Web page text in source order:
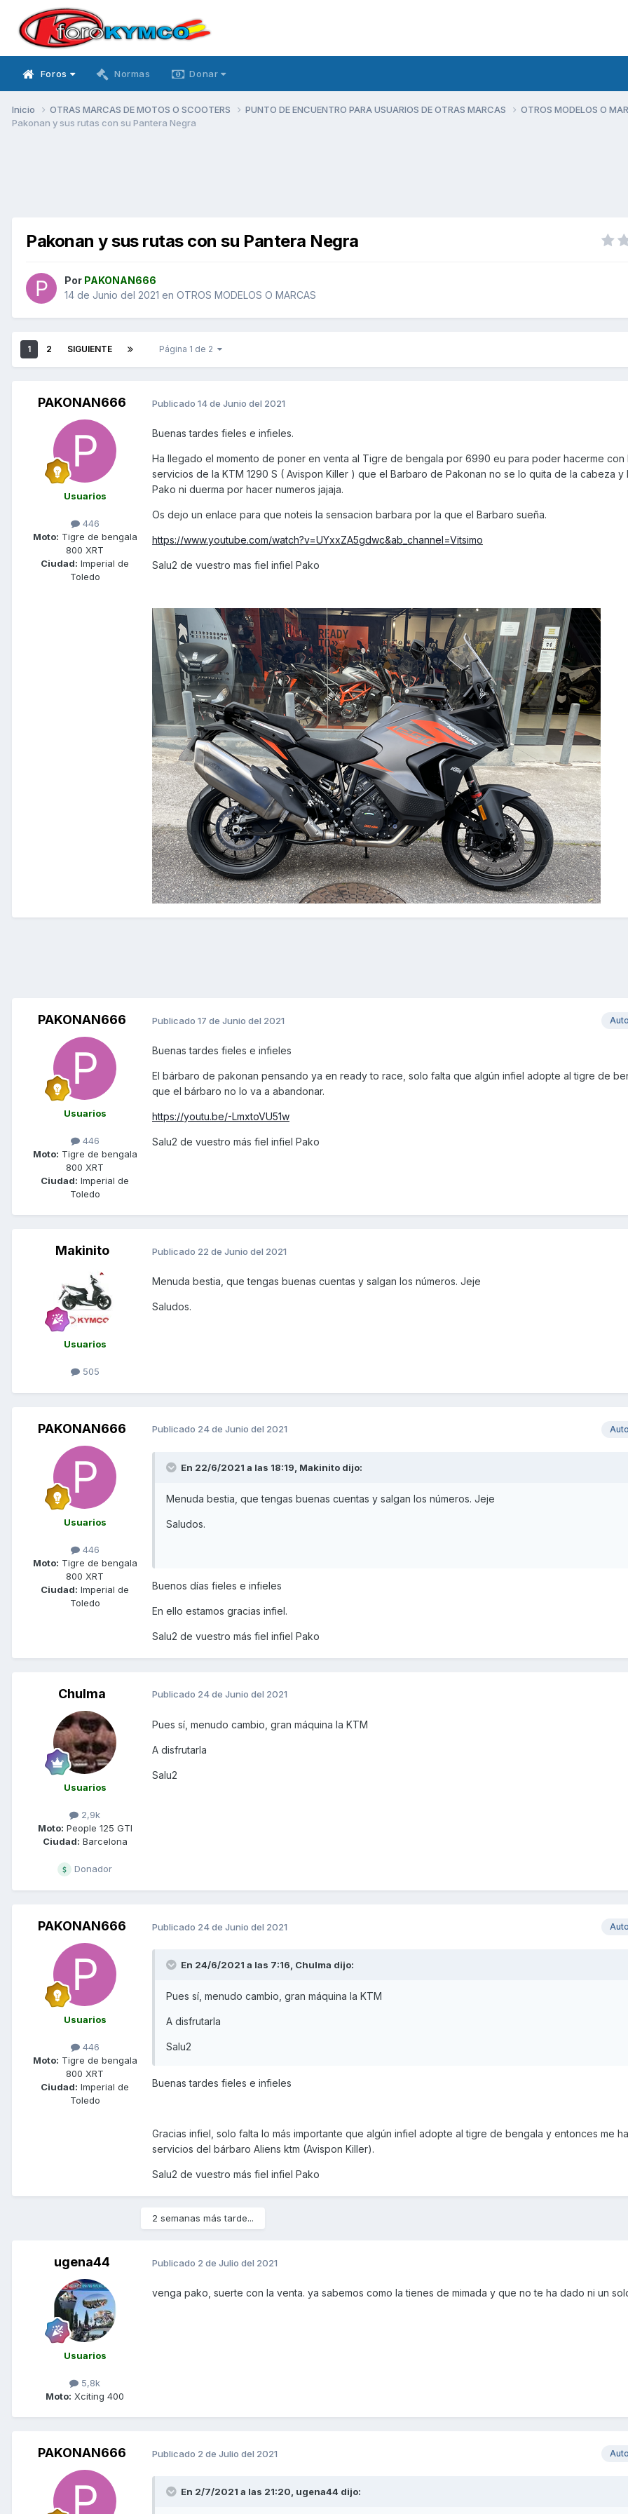
Foros Normas Donar
Inicio OTRAS MARCAS DE MOTOS O SCOOTERS PUNTO DE ENCUENTRO PARA USUARIOS DE OTRAS MARCAS
OTROS MODELOS O
Pakonan y sus rutas con su Pantera Negra
Pakonan y sus rutas con su Pantera Negra
Por PAKONAN666
14 de Junio del 2021 en OTROS MODELOS O MARCAS
1 2 SIGUIENTE Página 1 de 2
PAKONAN666
Usuarios
446
Moto: Tigre de bengala
800 XRT
Ciudad: Imperial de
Toledo
Publicado 14 de Junio del 2021
Buenas tardes fieles e infieles.
Ha llegado el momento de poner en venta al Tigre de bengala por 6990 eu para poder hacerme con
servicios de la KTM 1290 S ( Avispon Killer ) que el Barbaro de Pakonan no se lo quita de la cabeza y
Pako ni duerma por hacer numeros jajaja.
Os dejo un enlace para que noteis la sensacion barbara por la que el Barbaro sueña.
https://www.youtube.com/watch?v=UYxxZA5gdwc&ab_channel=Vitsimo
Salu2 de vuestro mas fiel infiel Pako
PAKONAN666
Usuarios
446
Moto: Tigre de bengala
800 XRT
Ciudad: Imperial de
Toledo
Publicado 17 de Junio del 2021
Buenas tardes fieles e infieles
El bárbaro de pakonan pensando ya en ready to race, solo falta que algún infiel adopte al tigre de
que el bárbaro no lo va a abandonar.
https://youtu.be/-LmxtoVU51w
Salu2 de vuestro más fiel infiel Pako
Makinito
Usuarios
505
Publicado 22 de Junio del 2021
Menuda bestia, que tengas buenas cuentas y salgan los números. Jeje
Saludos.
PAKONAN666
Usuarios
446
Moto: Tigre de bengala
800 XRT
Ciudad: Imperial de
Toledo
Publicado 24 de Junio del 2021
En 22/6/2021 a las 18:19, Makinito dijo:
Menuda bestia, que tengas buenas cuentas y salgan los números. Jeje
Saludos.
Buenos días fieles e infieles
En ello estamos gracias infiel.
Salu2 de vuestro más fiel infiel Pako
Chulma
Usuarios
2,9k
Moto: People 125 GTI
Ciudad: Barcelona
Donador
Publicado 24 de Junio del 2021
Pues sí, menudo cambio, gran máquina la KTM
A disfrutarla
Salu2
PAKONAN666
Usuarios
446
Moto: Tigre de bengala
800 XRT
Ciudad: Imperial de
Toledo
Publicado 24 de Junio del 2021
En 24/6/2021 a las 7:16, Chulma dijo:
Pues sí, menudo cambio, gran máquina la KTM
A disfrutarla
Salu2
Buenas tardes fieles e infieles
Gracias infiel, solo falta lo más importante que algún infiel adopte al tigre de bengala y entonces me
servicios del bárbaro Aliens ktm (Avispon Killer).
Salu2 de vuestro más fiel infiel Pako
2 semanas más tarde...
ugena44
Usuarios
5,8k
Moto: Xciting 400
Publicado 2 de Julio del 2021
venga pako, suerte con la venta. ya sabemos como la tienes de mimada y que no te ha dado ni un
PAKONAN666 Publicado 2 de Julio del 2021
En 2/7/2021 a las 21:20, ugena44 dijo: